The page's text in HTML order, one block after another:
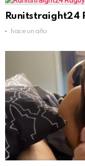
Runitstraight24
hace un año